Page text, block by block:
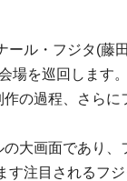
ル・フジタ(藤
を巡回します
の過程、さら
大画面であり
注目されるフ